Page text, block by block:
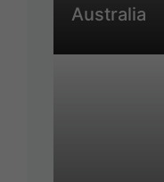
Australia